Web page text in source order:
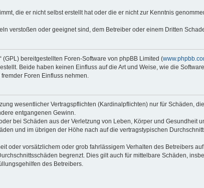
die er nicht selbst erstellt hat oder die er nicht zur Kenntnis
verstoßen oder geeignet sind, dem Betreiber oder einem Dritten
“ (GPL) bereitgestellten Foren-Software von phpBB Limited (
Beide haben keinen Einfluss auf die Art und Weise, wie die
Foren Einfluss nehmen.
wesentlicher Vertragspflichten (Kardinalpflichten) nur für Schäden,
entgangenen Gewinn.
bei Schäden aus der Verletzung von Leben, Körper und Gesundheit
und im übrigen der Höhe nach auf die vertragstypischen
oder vorsätzlichem oder grob fahrlässigem Verhalten des Betreibers
begrenzt. Dies gilt auch für mittelbare Schäden,
des Betreibers.